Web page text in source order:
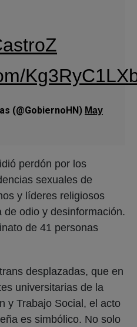
(@GobiernoHN) May
perdón por los
sexuales de
y líderes religiosos
odio y desinformación.
de 41 personas
desplazadas, que en
universitarias de la
y Trabajo Social, el acto
es simbólico. No solo